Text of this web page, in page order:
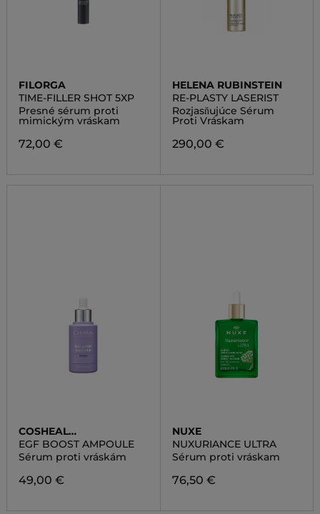
FILORGA
TIME-FILLER SHOT 5XP
Presné sérum proti
mimickým vráskam
72,00 €
HELENA RUBINSTEIN
RE-PLASTY LASERIST
Rozjasňujúce Sérum
Proti Vráskam
290,00 €
COSHEAL
PROFESSIONAL
EGF BOOST AMPOULE
Sérum proti vráskám
49,00 €
NUXE
NUXURIANCE ULTRA
Sérum proti vráskam
76,50 €